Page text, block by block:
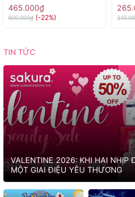
- size 24cm, màu đỏ - Hàng
Nhật nội địaa
465.000₫
600.000₫ (-22%)
-
TIN TỨC
VALENTINE 2026: KHI HAI NHỊP
MỘT GIAI ĐIỆU YÊU THƯƠNG